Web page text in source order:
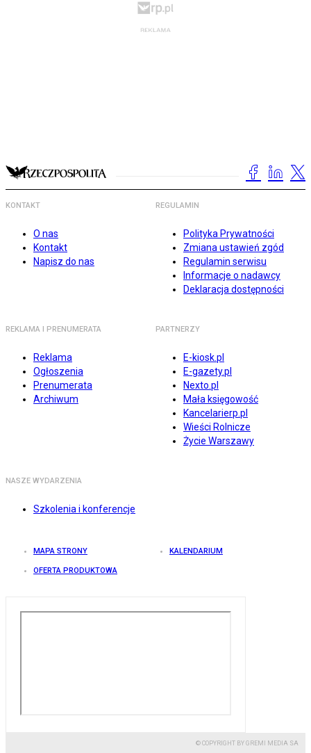
KONTAKT
O nas
Kontakt
Napisz do nas
REGULAMIN
Polityka Prywatności
Zmiana ustawień zgód
Regulamin serwisu
Informacje o nadawcy
Deklaracja dostępności
REKLAMA I PRENUMERATA
Reklama
Ogłoszenia
Prenumerata
Archiwum
PARTNERZY
E-kiosk.pl
E-gazety.pl
Nexto.pl
Mała księgowość
Kancelarierp.pl
Wieści Rolnicze
Życie Warszawy
NASZE WYDARZENIA
Szkolenia i konferencje
MAPA STRONY KALENDARIUM
OFERTA PRODUKTOWA
© COPYRIGHT BY GREMI MEDIA SA